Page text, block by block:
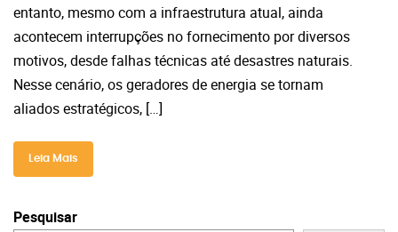
entanto, mesmo com a infraestrutura atual, ainda
acontecem interrupções no fornecimento por diversos
motivos, desde falhas técnicas até desastres naturais.
Nesse cenário, os geradores de energia se tornam
aliados estratégicos, […]
Leia Mais
Pesquisar